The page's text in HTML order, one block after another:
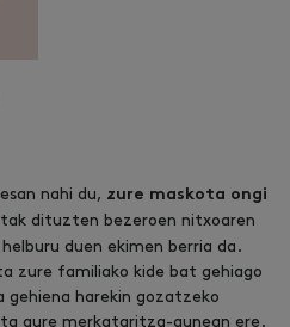
nahi du, zure maskota ongi
dituzten bezeroen nitxoaren
duen ekimen berria da.
zure familiako kide bat gehiago
gehiena harekin gozatzeko
gure merkataritza-gunean ere.